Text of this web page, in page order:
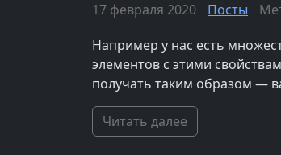
17 февраля 2020 Посты
Например у нас есть
элементов с этими
получать таким образом —
Читать далее